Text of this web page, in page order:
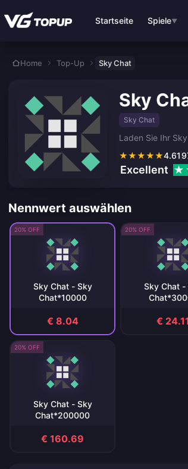
Startseite Spiele▼
Home Top-Up Sky Chat
Sky
Sky Chat
Laden Sie Ihr
★★★★★4.61
Excellent
Nennwert auswählen
20% OFF
Sky Chat - Sky
Chat*10000
€ 8.04
20% OFF
Sky Chat -
€ 24.11
20% OFF
Sky Chat - Sky
Chat*200000
€ 160.69